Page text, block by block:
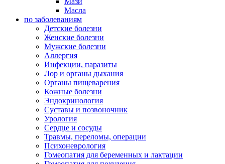
Масла
по заболеваниям
Детские болезни
Женские болезни
Мужские болезни
Аллергия
Инфекции, паразиты
Лор и органы дыхания
Органы пищеварения
Кожные болезни
Эндокринология
Суставы и позвоночник
Урология
Сердце и сосуды
Травмы, переломы, операции
Психоневрология
Гомеопатия для беременных и лактации